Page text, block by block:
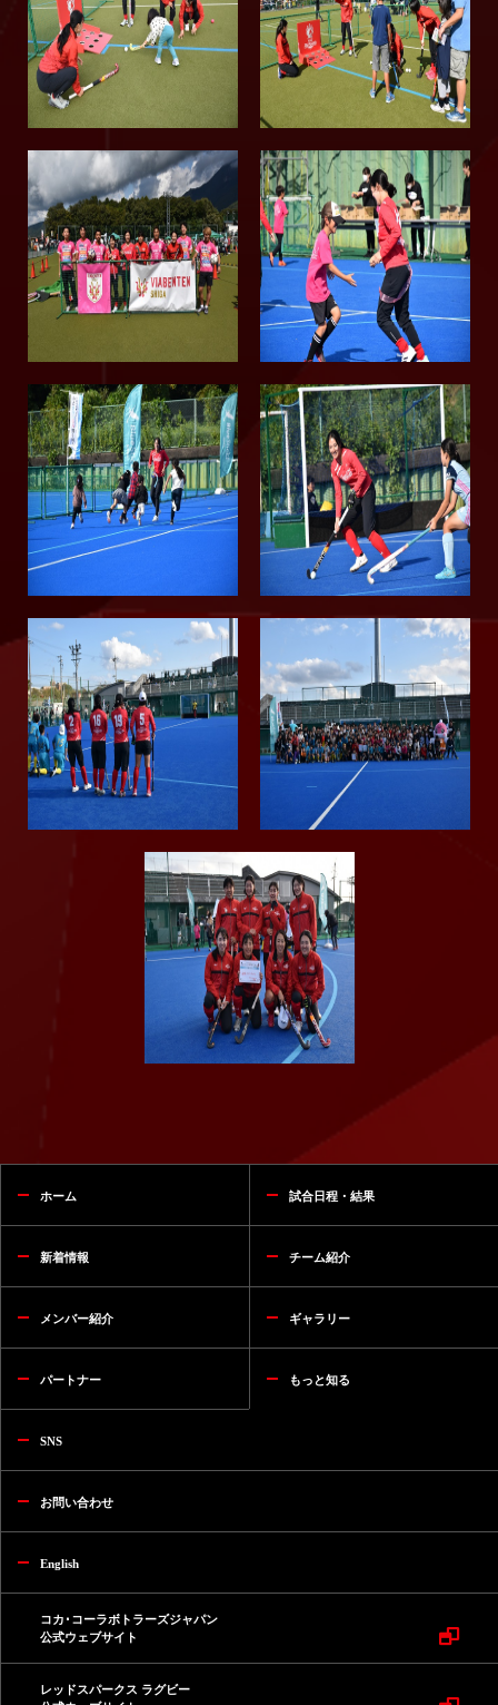
ホーム 試合日程・結果
新着情報 チーム紹介
メンバー紹介 ギャラリー
パートナー もっと知る
SNS
お問い合わせ
English
コカ･コーラボトラーズジャパン
公式ウェブサイト
レッドスパークス ラグビー